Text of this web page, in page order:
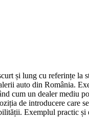
și lung cu referințe la
auto din România.
cum un dealer mediu
de introducere care
Exemplul practic